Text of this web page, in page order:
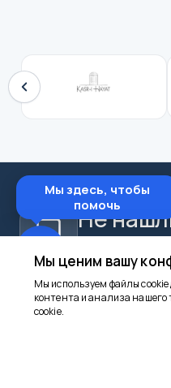
Не
Мы ценим вашу
Мы используем файлы
контента и анализа
cookie.
Мы здесь, чтобы
помочь